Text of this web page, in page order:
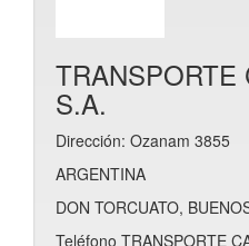
TRANSPORTE
S.A.
Dirección: Ozanam 3855
ARGENTINA
DON TORCUATO,
Teléfono TRANSPORTE